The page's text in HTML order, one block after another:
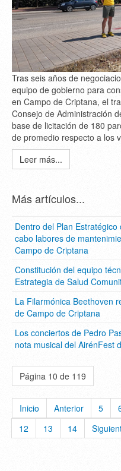
Tras seis años de
equipo de gobierno para
en Campo de Criptana, el
Consejo de Administración
base de licitación de 180
de promedio respecto a los
Leer más...
Más artículos...
Dentro del Plan
cabo labores de
Campo de Criptana
Constitución del equipo
Estrategia de Salud
La Filarmónica Beethoven
de Campo de Criptana
Los conciertos de Pedro
nota musical del AirénFest
Página 10 de 119
Inicio Anterior 5
12
13 14